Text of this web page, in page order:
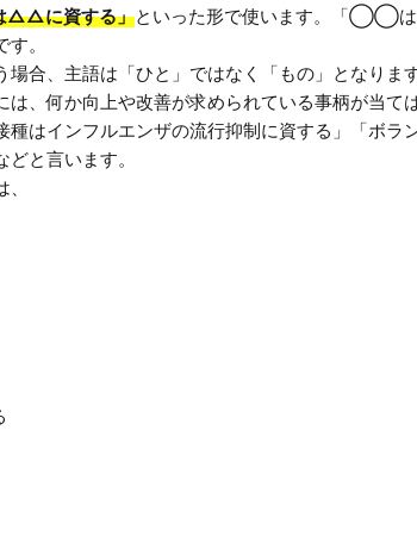
に資する」といった形で使います。「◯◯
。
場合、主語は「ひと」ではなく「もの」となります
、何か向上や改善が求められている事柄が当ては
種はインフルエンザの流行抑制に資する」「ボラ
と言います。